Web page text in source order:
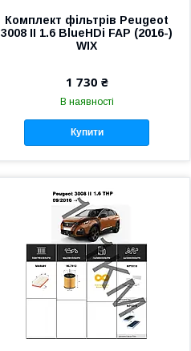
Комплект фільтрів Peugeot
3008 II 1.6 BlueHDi FAP (2016-)
WIX
1 730 ₴
В наявності
Купити